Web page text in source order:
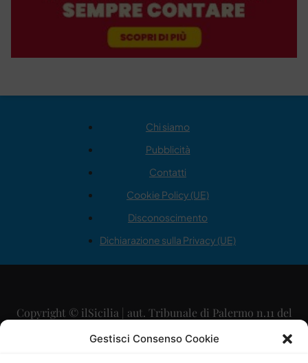
Gestisci Consenso Cookie
Chi siamo
Pubblicità
Contatti
Cookie Policy (UE)
Disconoscimento
Dichiarazione sulla Privacy (UE)
Copyright © ilSicilia | aut. Tribunale di Palermo n.11 del
29/09/2015